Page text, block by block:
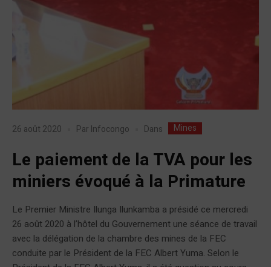
26 août 2020 Par Infocongo Dans Mines
Le paiement de la TVA pour les
miniers évoqué à la Primature
Le Premier Ministre Ilunga Ilunkamba a présidé ce mercredi
26 août 2020 à l’hôtel du Gouvernement une séance de travail
avec la délégation de la chambre des mines de la FEC
conduite par le Président de la FEC Albert Yuma. Selon le